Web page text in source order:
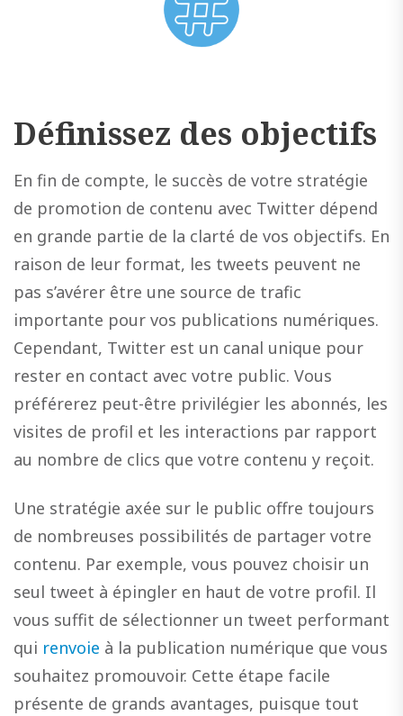
Définissez des objectifs
En fin de compte, le succès de votre stratégie
de promotion de contenu avec Twitter dépend
en grande partie de la clarté de vos objectifs. En
raison de leur format, les tweets peuvent ne
pas s’avérer être une source de trafic
importante pour vos publications numériques.
Cependant, Twitter est un canal unique pour
rester en contact avec votre public. Vous
préférerez peut-être privilégier les abonnés, les
visites de profil et les interactions par rapport
au nombre de clics que votre contenu y reçoit.
Une stratégie axée sur le public offre toujours
de nombreuses possibilités de partager votre
contenu. Par exemple, vous pouvez choisir un
seul tweet à épingler en haut de votre profil. Il
vous suffit de sélectionner un tweet performant
qui renvoie à la publication numérique que vous
souhaitez promouvoir. Cette étape facile
présente de grands avantages, puisque tout